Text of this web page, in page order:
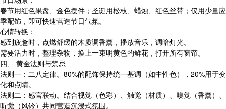
春节用红色果盘、金色摆件；圣诞用松枝、蜡烛、红色丝带；仅用少量应
季配饰，即可快速营造节日气氛。
心情转换：
感到疲惫时，点燃舒缓的木质调香薰，播放音乐，调暗灯光。
需要活力时，整理杂物，换上一束明黄色的鲜花，打开所有窗帘。
四、 黄金法则与禁忌
法则一：二八定律。80%的配饰保持统一基调（如中性色），20%用于变
化和点睛。
法则二：感官联动。结合视觉（色彩）、触觉（材质）、嗅觉（香薰）、
听觉（风铃）共同营造沉浸式氛围。